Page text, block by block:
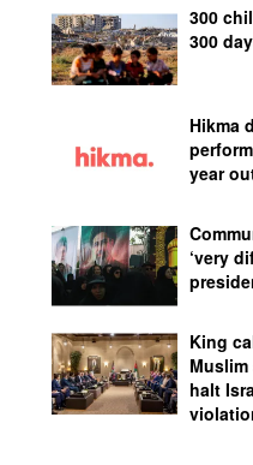
300
300
Hikma
year
‘very
King
halt